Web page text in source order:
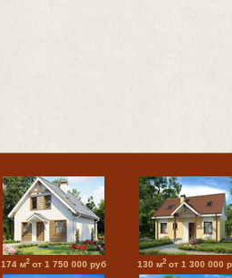
174 м2 от 1 750 000 руб 130 м2 от 1 300 000